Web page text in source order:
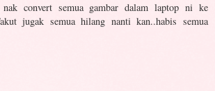
convert semua gambar dalam laptop ni ke
jugak semua hilang nanti kan..habis semua